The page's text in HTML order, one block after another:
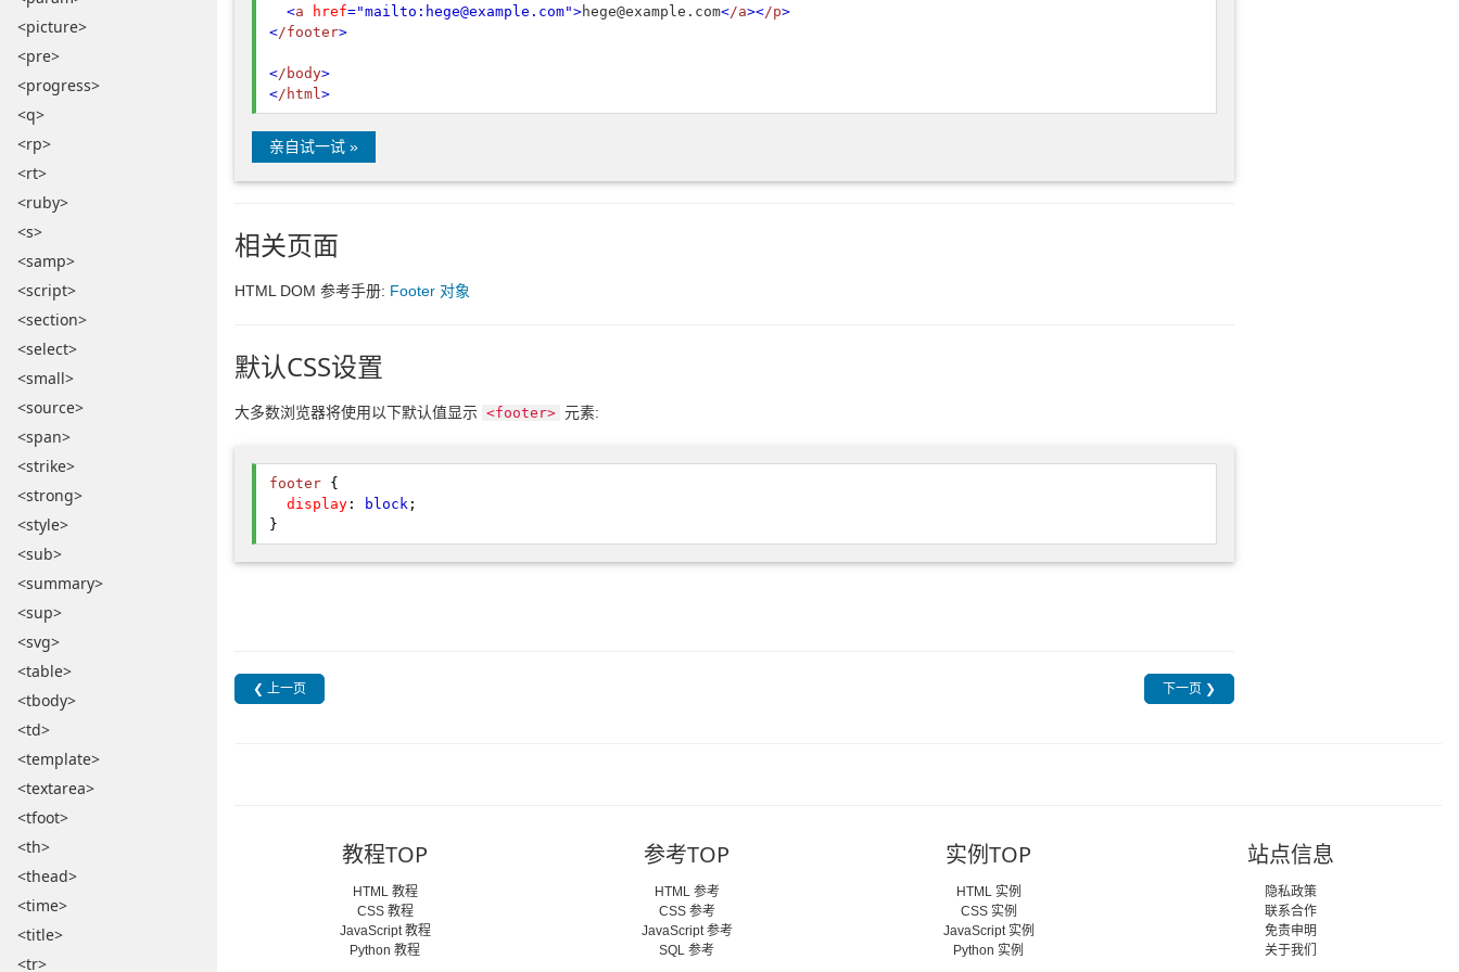
<picture>
<pre>
<progress>
<q>
<rp>
<rt>
<ruby>
<s>
<samp>
<script>
<section>
<select>
<small>
<source>
<span>
<strike>
<strong>
<style>
<sub>
<summary>
<sup>
<svg>
<table>
<tbody>
<td>
<template>
<textarea>
<tfoot>
<th>
<thead>
<time>
<title>
<tr>
<a href="mailto:hege@example.com">hege@example.com</a></p>
</footer>
</body>
</html>
亲自试一试 »
相关页面
HTML DOM 参考手册: Footer 对象
默认CSS设置
大多数浏览器将使用以下默认值显示 <footer> 元素:
footer {
display : block ;
}
❮ 上一页 下一页 ❯
教程TOP
HTML 教程
CSS 教程
JavaScript 教程
Python 教程
参考TOP
HTML 参考
CSS 参考
JavaScript 参考
SQL 参考
实例TOP
HTML 实例
CSS 实例
JavaScript 实例
Python 实例
站点信息
隐私政策
联系合作
免责申明
关于我们